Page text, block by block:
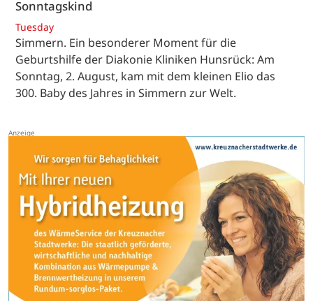
Sonntagskind
Tuesday
Simmern. Ein besonderer Moment für die
Geburtshilfe der Diakonie Kliniken Hunsrück: Am
Sonntag, 2. August, kam mit dem kleinen Elio das
300. Baby des Jahres in Simmern zur Welt.